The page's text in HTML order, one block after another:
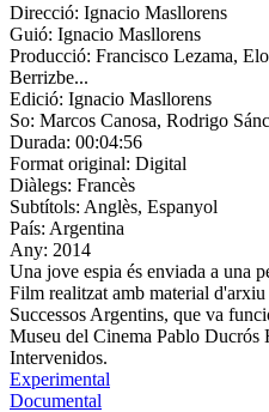
Direcció: Ignacio Masllorens
Guió: Ignacio Masllorens
Producció: Francisco Lezama,
Berrizbe...
Edició: Ignacio Masllorens
So: Marcos Canosa, Rodrigo
Durada: 00:04:56
Format original: Digital
Diàlegs: Francès
Subtítols: Anglès, Espanyol
País: Argentina
Any: 2014
Una jove espia és enviada a una
Film realitzat amb material
Successos Argentins, que va
Museu del Cinema Pablo Ducrós
Intervenidos.
Experimental
Documental